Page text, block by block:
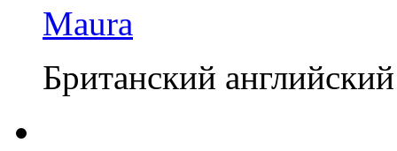
Maura
Британский